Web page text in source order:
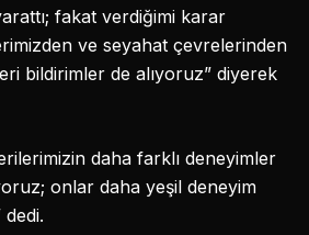
fakat verdiğimi karar
ve seyahat çevrelerinden
bildirimler de alıyoruz” diyerek
daha farklı deneyimler
onlar daha yeşil deneyim
dedi.